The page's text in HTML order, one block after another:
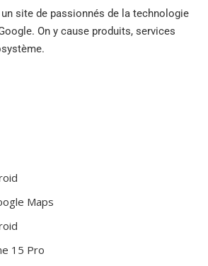
site de passionnés de la technologie
On y cause produits, services
Maps
15 Pro